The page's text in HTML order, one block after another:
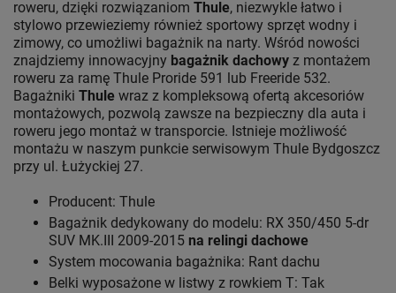
roweru, dzięki rozwiązaniom Thule, niezwykle łatwo i
stylowo przewieziemy również sportowy sprzęt wodny i
zimowy, co umożliwi bagażnik na narty. Wśród nowości
znajdziemy innowacyjny bagażnik dachowy z montażem
roweru za ramę Thule Proride 591 lub Freeride 532.
Bagażniki Thule wraz z kompleksową ofertą akcesoriów
montażowych, pozwolą zawsze na bezpieczny dla auta i
roweru jego montaż w transporcie. Istnieje możliwość
montażu w naszym punkcie serwisowym Thule Bydgoszcz
przy ul. Łużyckiej 27.
Producent: Thule
Bagażnik dedykowany do modelu: RX 350/450 5-dr
SUV MK.III 2009-2015 na relingi dachowe
System mocowania bagażnika: Rant dachu
Belki wyposażone w listwy z rowkiem T: Tak